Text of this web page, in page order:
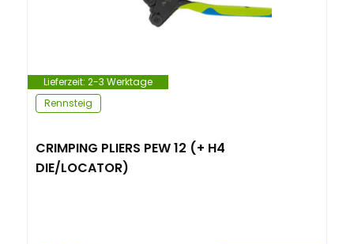
Lieferzeit: 2-3 Werktage
Rennsteig
CRIMPING PLIERS PEW 12 (+ H4
DIE/LOCATOR)